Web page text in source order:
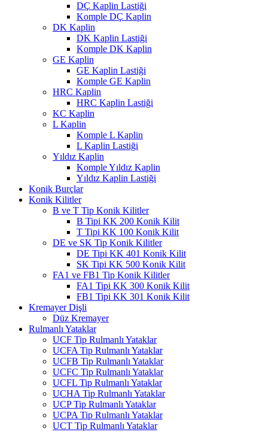
DÇ Kaplin Lastiği
Komple DÇ Kaplin
DK Kaplin
DK Kaplin Lastiği
Komple DK Kaplin
GE Kaplin
GE Kaplin Lastiği
Komple GE Kaplin
HRC Kaplin
HRC Kaplin Lastiği
KC Kaplin
L Kaplin
Komple L Kaplin
L Kaplin Lastiği
Yıldız Kaplin
Komple Yıldız Kaplin
Yıldız Kaplin Lastiği
Konik Burçlar
Konik Kilitler
B ve T Tip Konik Kilitler
B Tipi KK 200 Konik Kilit
T Tipi KK 100 Konik Kilit
DE ve SK Tip Konik Kilitler
DE Tipi KK 401 Konik Kilit
SK Tipi KK 500 Konik Kilit
FA1 ve FB1 Tip Konik Kilitler
FA1 Tipi KK 300 Konik Kilit
FB1 Tipi KK 301 Konik Kilit
Kremayer Dişli
Düz Kremayer
Rulmanlı Yataklar
UCF Tip Rulmanlı Yataklar
UCFA Tip Rulmanlı Yataklar
UCFB Tip Rulmanlı Yataklar
UCFC Tip Rulmanlı Yataklar
UCFL Tip Rulmanlı Yataklar
UCHA Tip Rulmanlı Yataklar
UCP Tip Rulmanlı Yataklar
UCPA Tip Rulmanlı Yataklar
UCT Tip Rulmanlı Yataklar